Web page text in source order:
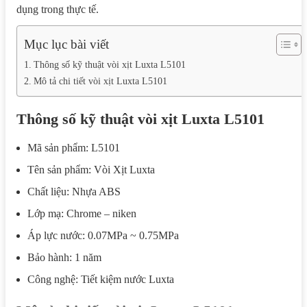
dụng trong thực tế.
Mục lục bài viết
Thông số kỹ thuật vòi xịt Luxta L5101
Mô tả chi tiết vòi xịt Luxta L5101
Thông số kỹ thuật vòi xịt Luxta L5101
Mã sản phẩm: L5101
Tên sản phẩm: Vòi Xịt Luxta
Chất liệu: Nhựa ABS
Lớp mạ: Chrome – niken
Áp lực nước: 0.07MPa ~ 0.75MPa
Bảo hành: 1 năm
Công nghệ: Tiết kiệm nước Luxta